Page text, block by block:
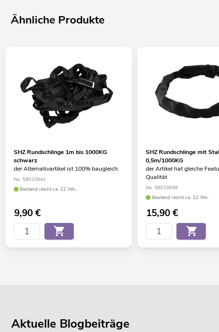
Ähnliche Produkte
SHZ Rundschlinge 1m bis 1000KG
schwarz
der Alternativartikel ist 100% baugleich.
No. 58010641
Bestand reicht ca. 12 Wo.
9,90€
SHZ Rundschlinge mit
0,5m/1000KG
der Artikel hat gleiche
Qualität
No. 58010698
Bestand reicht ca. 12 Wo.
15,90€
Aktuelle Blogbeiträge